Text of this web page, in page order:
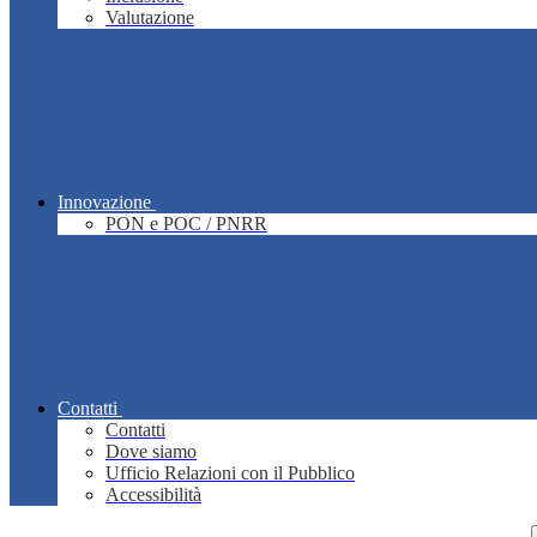
Valutazione
Innovazione
PON e POC / PNRR
Contatti
Contatti
Dove siamo
Ufficio Relazioni con il Pubblico
Accessibilità